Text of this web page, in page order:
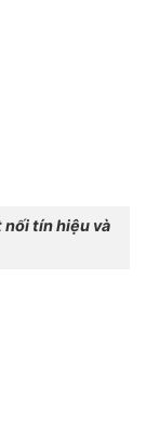
tín hiệu và